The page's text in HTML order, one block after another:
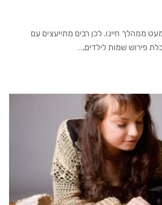
ממהלך חיינו. לכן רבים מתייעצים עם
פירוש שמות לילדים,…